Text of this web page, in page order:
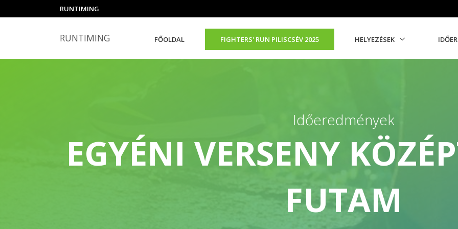
RUNTIMING
RUNTIMING FŐOLDAL FIGHTERS' RUN PILISCSÉV 2025 HELYEZÉSEK
Időeredmények
EGYÉNI VERSENY
FUTAM